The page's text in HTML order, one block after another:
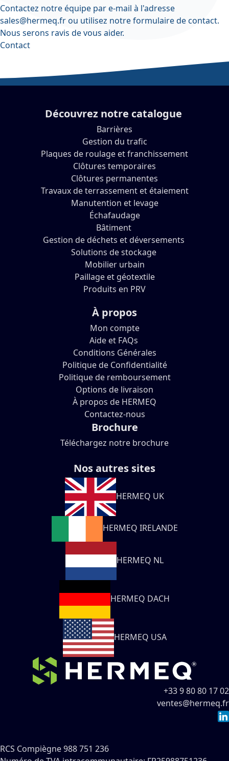
Contactez notre équipe par e-mail à l'adresse
sales@hermeq.frou utilisez notreformulaire de contact.
Nous serons ravis de vous aider.
Contact
Découvrez notre catalogue
Barrières
Gestion du trafic
Plaques de roulage et franchissement
Clôtures temporaires
Clôtures permanentes
Travaux de terrassement et étaiement
Manutention et levage
Échafaudage
Bâtiment
Gestion de déchets et déversements
Solutions de stockage
Mobilier urbain
Paillage et géotextile
Produits en PRV
À propos
Mon compte
Aide et FAQs
Conditions Générales
Politique de Confidentialité
Politique de remboursement
Options de livraison
À propos de HERMEQ
Contactez-nous
Brochure
Téléchargez notre brochure
Nos autres sites
HERMEQ UK
HERMEQ IRELANDE
HERMEQ NL
HERMEQ DACH
HERMEQ USA
+33 9 80 80 17 02
ventes@hermeq.fr
RCS Compiègne 988 751 236